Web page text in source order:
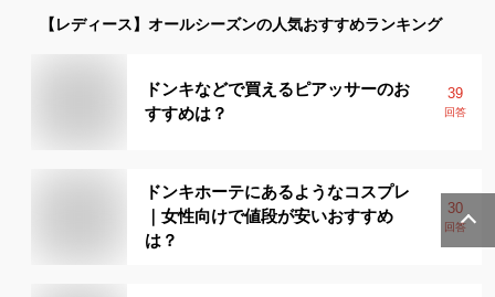
【レディース】 オールシーズンの人気おすすめランキング
ドンキなどで買えるピアッサーのお
すすめは？
39
回答
ドンキホーテにあるようなコスプレ
｜女性向けで値段が安いおすすめ
は？
30
回答